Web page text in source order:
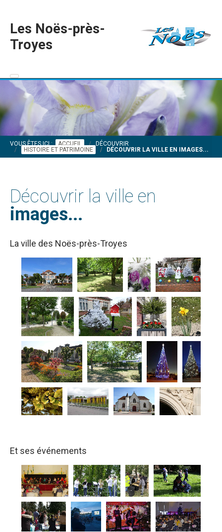
Les Noës-près-
Troyes
VOUS ÊTES ICI : ACCUEIL
DÉCOUVRIR
HISTOIRE ET PATRIMOINE
DÉCOUVRIR LA VILLE EN IMAGES...
Découvrir la ville en
images...
La ville des Noës-près-Troyes
Et ses événements